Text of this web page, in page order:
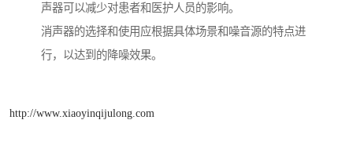
声器可以减少对患者和医护人员的影响。
消声器的选择和使用应根据具体场景和噪音源的特点进
行，以达到的降噪效果。
http://www.xiaoyinqijulong.com